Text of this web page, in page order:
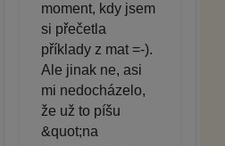
moment, kdy jsem
si přečetla
příklady z mat =-).
Ale jinak ne, asi
mi nedocházelo,
že už to píšu
&quot;na